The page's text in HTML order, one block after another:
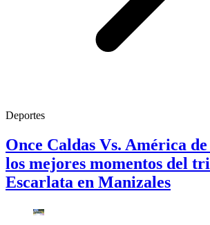
Deportes
Once Caldas Vs. América
los mejores momentos del
Escarlata en Manizales